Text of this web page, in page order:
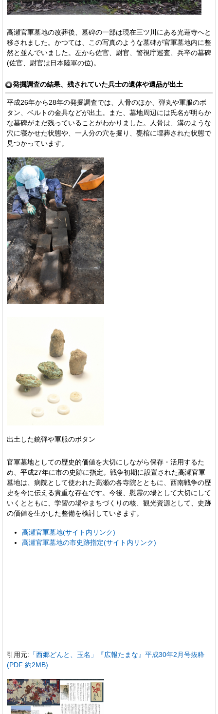
高瀬官軍墓地の改葬後、墓碑の一部は現在三ツ川にある光蓮寺へと
移されました。かつては、この写真のような墓碑が官軍墓地内に整
然と並んでいました。左から佐官、尉官、警視庁巡査、兵卒の墓碑
(佐官、尉官は日本陸軍の位)。
発掘調査の結果、残されていた兵士の遺体や遺品が出土
平成26年から28年の発掘調査では、人骨のほか、弾丸や軍服のボ
タン、ベルトの金具などが出土。また、墓地周辺には氏名が明らか
な墓碑がまだ残っていることがわかりました。人骨は、溝のような
穴に寝かせた状態や、一人分の穴を掘り、甕棺に埋葬された状態で
見つかっています。
出土した銃弾や軍服のボタン
官軍墓地としての歴史的価値を大切にしながら保存・活用するた
め、平成27年に市の史跡に指定。戦争初期に設置された高瀬官軍
墓地は、病院として使われた高瀬の各寺院とともに、西南戦争の歴
史を今に伝える貴重な存在です。今後、慰霊の場として大切にして
いくとともに、学習の場やまちづくりの核、観光資源として、史跡
の価値を生かした整備を検討していきます。
高瀬官軍墓地(サイト内リンク)
高瀬官軍墓地の市史跡指定(サイト内リンク)
引用元: 「西郷どんと、玉名」『広報たまな』平成30年2月号抜粋
(PDF 約2MB)